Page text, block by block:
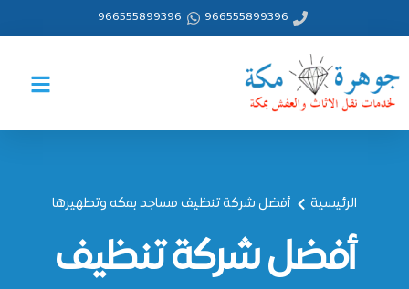
966555899396
966555899396
الرئيسية أفضل شركة تنظيف مساجد بمكه وتطهيرها
أفضل شركة تنظيف